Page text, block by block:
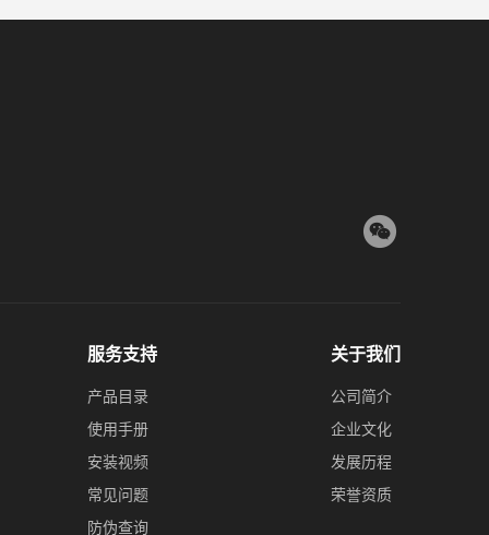
服务支持
产品目录
使用手册
安装视频
常见问题
防伪查询
关于我们
公司简介
企业文化
发展历程
荣誉资质